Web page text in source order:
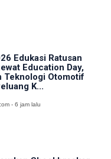
Edukasi Ratusan
Education Day,
Teknologi Otomotif
K...
- 6 jam lalu